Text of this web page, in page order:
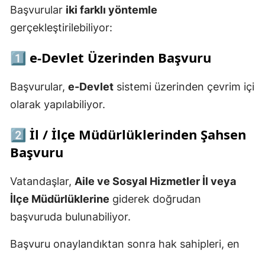
Başvurular iki farklı yöntemle
gerçekleştirilebiliyor:
1️⃣ e-Devlet Üzerinden Başvuru
Başvurular, e-Devlet sistemi üzerinden çevrim içi
olarak yapılabiliyor.
2️⃣ İl / İlçe Müdürlüklerinden Şahsen
Başvuru
Vatandaşlar, Aile ve Sosyal Hizmetler İl veya
İlçe Müdürlüklerine giderek doğrudan
başvuruda bulunabiliyor.
Başvuru onaylandıktan sonra hak sahipleri, en